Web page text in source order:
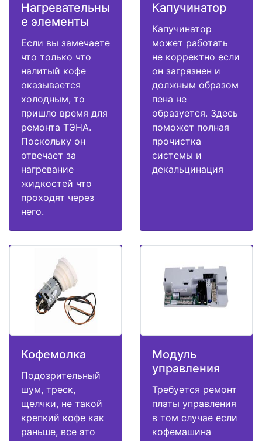
Нагревательны
е элементы
Если вы замечаете
что только что
налитый кофе
оказывается
холодным, то
пришло время для
ремонта ТЭНА.
Поскольку он
отвечает за
нагревание
жидкостей что
проходят через
него.
Капучинатор
Капучинатор
может работать
не корректно если
он загрязнен и
должным образом
пена не
образуется. Здесь
поможет полная
прочистка
системы и
декальцинация
Кофемолка
Подозрительный
шум, треск,
щелчки, не такой
крепкий кофе как
раньше, все это
Модуль
управления
Требуется ремонт
платы управления
в том случае если
кофемашина